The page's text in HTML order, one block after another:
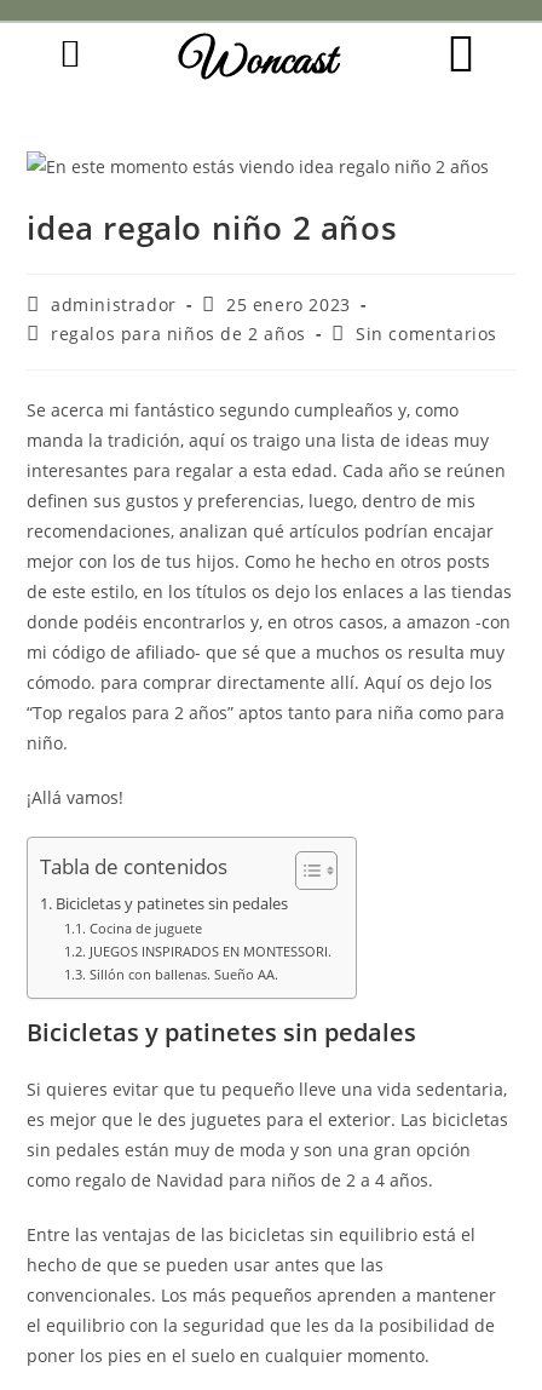
Woncast
idea regalo niño 2 años
administrador
25 enero 2023
regalos para niños de 2 años
Sin comentarios
Se acerca mi fantástico segundo cumpleaños y, como
manda la tradición, aquí os traigo una lista de ideas muy
interesantes para regalar a esta edad. Cada año se reúnen
definen sus gustos y preferencias, luego, dentro de mis
recomendaciones, analizan qué artículos podrían encajar
mejor con los de tus hijos. Como he hecho en otros posts
de este estilo, en los títulos os dejo los enlaces a las tiendas
donde podéis encontrarlos y, en otros casos, a amazon -con
mi código de afiliado- que sé que a muchos os resulta muy
cómodo. para comprar directamente allí. Aquí os dejo los
“Top regalos para 2 años” aptos tanto para niña como para
niño.
¡Allá vamos!
Tabla de contenidos
Bicicletas y patinetes sin pedales
Cocina de juguete
JUEGOS INSPIRADOS EN MONTESSORI.
Sillón con ballenas. Sueño AA.
Bicicletas y patinetes sin pedales
Si quieres evitar que tu pequeño lleve una vida sedentaria,
es mejor que le des juguetes para el exterior. Las bicicletas
sin pedales están muy de moda y son una gran opción
como regalo de Navidad para niños de 2 a 4 años.
Entre las ventajas de las bicicletas sin equilibrio está el
hecho de que se pueden usar antes que las
convencionales. Los más pequeños aprenden a mantener
el equilibrio con la seguridad que les da la posibilidad de
poner los pies en el suelo en cualquier momento.